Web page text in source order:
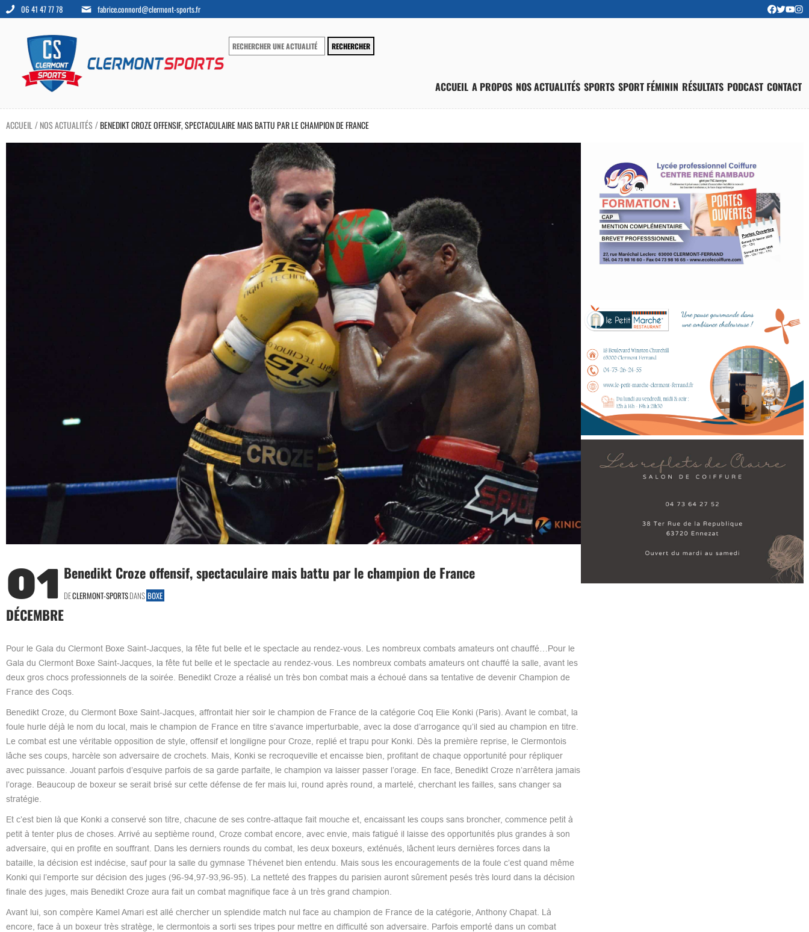
06 41 47 77 78 fabrice.connord@clermont-sports.fr
ACCUEIL A PROPOS NOS ACTUALITÉS SPORTS SPORT FÉMININ RÉSULTATS PODCAST CONTACT
ACCUEIL / NOS ACTUALITÉS/BENEDIKT CROZE OFFENSIF, SPECTACULAIRE MAIS BATTU PAR LE CHAMPION DE FRANCE
01
DÉCEMBRE
Benedikt Croze offensif, spectaculaire mais battu par le champion de France
DECLERMONT-SPORTSDANS BOXE
Pour le Gala du Clermont Boxe Saint-Jacques, la fête fut belle et le spectacle au rendez-vous. Les nombreux combats amateurs ont chauffé…Pour le
Gala du Clermont Boxe Saint-Jacques, la fête fut belle et le spectacle au rendez-vous. Les nombreux combats amateurs ont chauffé la salle, avant les
deux gros chocs professionnels de la soirée. Benedikt Croze a réalisé un très bon combat mais a échoué dans sa tentative de devenir Champion de
France des Coqs.
Benedikt Croze, du Clermont Boxe Saint-Jacques, affrontait hier soir le champion de France de la catégorie Coq Elie Konki (Paris). Avant le combat, la
foule hurle déjà le nom du local, mais le champion de France en titre s’avance imperturbable, avec la dose d’arrogance qu’il sied au champion en titre.
Le combat est une véritable opposition de style, offensif et longiligne pour Croze, replié et trapu pour Konki. Dès la première reprise, le Clermontois
lâche ses coups, harcèle son adversaire de crochets. Mais, Konki se recroqueville et encaisse bien, profitant de chaque opportunité pour répliquer
avec puissance. Jouant parfois d’esquive parfois de sa garde parfaite, le champion va laisser passer l’orage. En face, Benedikt Croze n’arrêtera jamais
l’orage. Beaucoup de boxeur se serait brisé sur cette défense de fer mais lui, round après round, a martelé, cherchant les failles, sans changer sa
stratégie.
Et c’est bien là que Konki a conservé son titre, chacune de ses contre-attaque fait mouche et, encaissant les coups sans broncher, commence petit à
petit à tenter plus de choses. Arrivé au septième round, Croze combat encore, avec envie, mais fatigué il laisse des opportunités plus grandes à son
adversaire, qui en profite en souffrant. Dans les derniers rounds du combat, les deux boxeurs, exténués, lâchent leurs dernières forces dans la
bataille, la décision est indécise, sauf pour la salle du gymnase Thévenet bien entendu. Mais sous les encouragements de la foule c’est quand même
Konki qui l’emporte sur décision des juges (96-94,97-93,96-95). La netteté des frappes du parisien auront sûrement pesés très lourd dans la décision
finale des juges, mais Benedikt Croze aura fait un combat magnifique face à un très grand champion.
Avant lui, son compère Kamel Amari est allé chercher un splendide match nul face au champion de France de la catégorie, Anthony Chapat. Là
encore, face à un boxeur très stratège, le clermontois a sorti ses tripes pour mettre en difficulté son adversaire. Parfois emporté dans un combat